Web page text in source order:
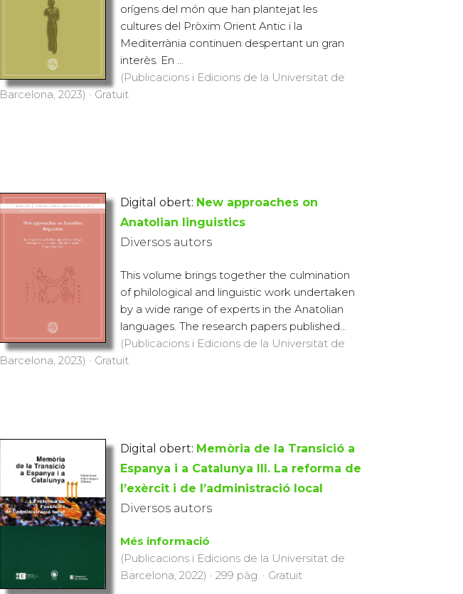
orígens del món que han plantejat les
cultures del Pròxim Orient Antic i la
Mediterrània continuen despertant un gran
interès. En ...
(Publicacions i Edicions de la Universitat de
Barcelona, 2023) · Gratuït
Digital obert: New approaches on
Anatolian linguistics
Diversos autors
This volume brings together the culmination
of philological and linguistic work undertaken
by a wide range of experts in the Anatolian
languages. The research papers published...
(Publicacions i Edicions de la Universitat de
Barcelona, 2023) · Gratuït
Digital obert: Memòria de la Transició a
Espanya i a Catalunya III. La reforma de
l’exèrcit i de l’administració local
Diversos autors
Més informació
(Publicacions i Edicions de la Universitat de
Barcelona, 2022) · 299 pàg. · Gratuït